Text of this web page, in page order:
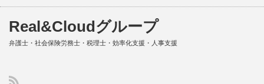
Real&Cloudグループ
弁護士・社会保険労務士・税理士・効率化支援・人事支援